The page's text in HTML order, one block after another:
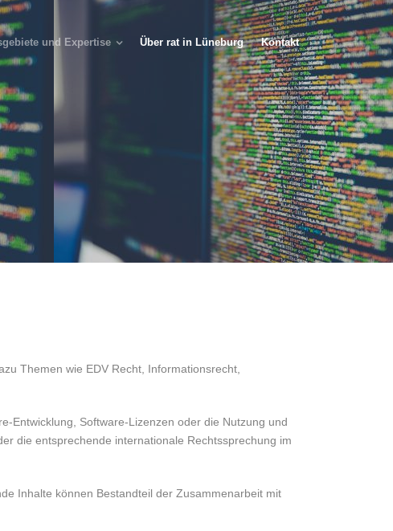
und Expertise Über rat in Lüneburg Kontakt
Themen wie EDV Recht, Informationsrecht,
Entwicklung, Software-Lizenzen oder die Nutzung und
die entsprechende internationale Rechtssprechung im
Inhalte können Bestandteil der Zusammenarbeit mit